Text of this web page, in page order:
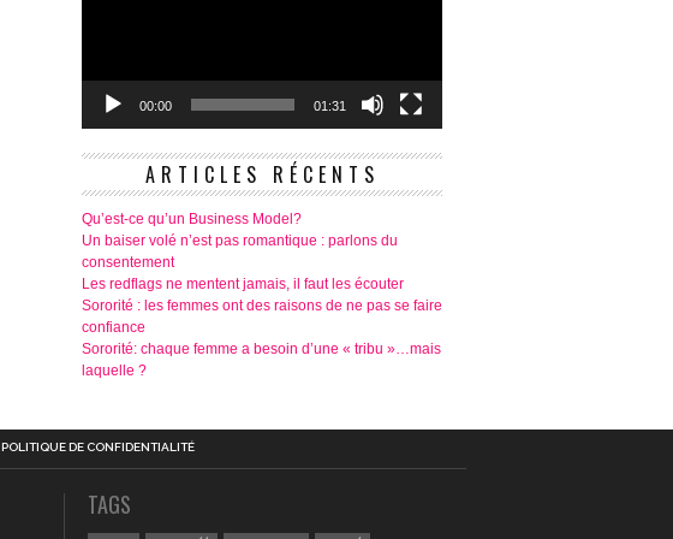
00:00 01:31
ARTICLES RÉCENTS
Qu’est-ce qu’un Business Model?
Un baiser volé n’est pas romantique : parlons du
consentement
Les redflags ne mentent jamais, il faut les écouter
Sororité : les femmes ont des raisons de ne pas se faire
confiance
Sororité: chaque femme a besoin d’une « tribu »…mais
laquelle ?
POLITIQUE DE CONFIDENTIALITÉ
TAGS